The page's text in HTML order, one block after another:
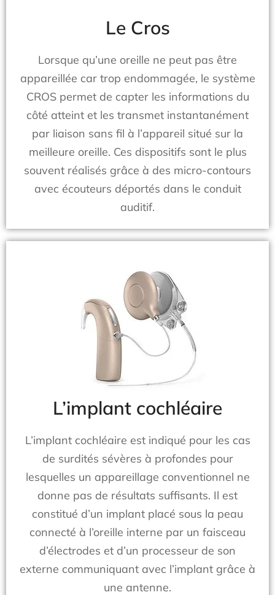
Le Cros
Lorsque qu’une oreille ne peut pas être
appareillée car trop endommagée, le système
CROS permet de capter les informations du
côté atteint et les transmet instantanément
par liaison sans fil à l’appareil situé sur la
meilleure oreille. Ces dispositifs sont le plus
souvent réalisés grâce à des micro-contours
avec écouteurs déportés dans le conduit
auditif.
L’implant cochléaire
L’implant cochléaire est indiqué pour les cas
de surdités sévères à profondes pour
lesquelles un appareillage conventionnel ne
donne pas de résultats suffisants. Il est
constitué d’un implant placé sous la peau
connecté à l’oreille interne par un faisceau
d’électrodes et d’un processeur de son
externe communiquant avec l’implant grâce à
une antenne.